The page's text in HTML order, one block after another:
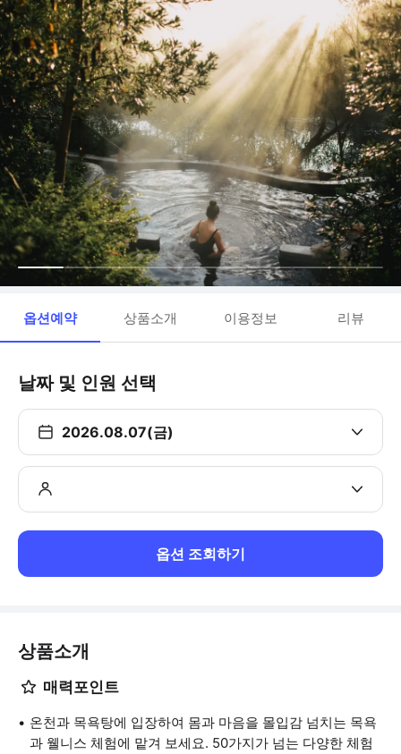
옵션예약 상품소개 이용정보 리뷰
날짜 및 인원 선택
2026.08.07(금)
옵션 조회하기
상품소개
매력포인트
온천과 목욕탕에 입장하여 몸과 마음을 몰입감 넘치는 목욕
과 웰니스 체험에 맡겨 보세요. 50가지가 넘는 다양한 체험